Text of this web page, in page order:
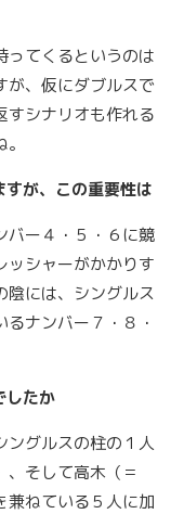
ってくるというのは
が、仮にダブルスで
すシナリオも作れる
が、この重要性は
バー４・５・６に競
ッシャーがかかりす
陰には、シングルス
ナンバー７・８・
たか
ングルスの柱の１人
、そして高木（＝
兼ねている５人に加